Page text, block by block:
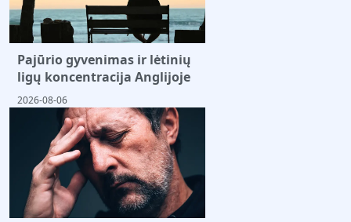
Pajūrio gyvenimas ir lėtinių
ligų koncentracija Anglijoje
2026-08-06